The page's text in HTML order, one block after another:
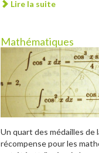
Lire la suite
Mathématiques
Un quart des médailles de
récompense pour les